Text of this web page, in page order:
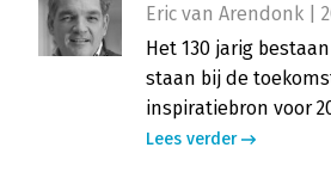
Eric van Arendonk |
Het 130 jarig
staan bij de
inspiratiebron voor
Lees verder